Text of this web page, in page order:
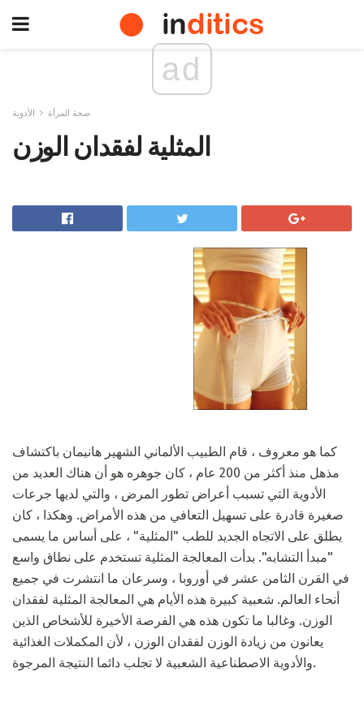
ad
صحة المرأة الأدوية
المثلية لفقدان الوزن
كما هو معروف ، قام الطبيب الألماني الشهير هانيمان باكتشاف
مذهل منذ أكثر من 200 عام ، كان جوهره هو أن هناك العديد من
الأدوية التي تسبب أعراض تطور المرض ، والتي لديها جرعات
صغيرة قادرة على تسهيل التعافي من هذه الأمراض. وهكذا ، كان
يطلق على الاتجاه الجديد للطب "المثلية" ، على أساس ما يسمى
"مبدأ التشابه". بدأت المعالجة المثلية تستخدم على نطاق واسع
في القرن الثامن عشر في أوروبا ، وسرعان ما انتشرت في جميع
أنحاء العالم. شعبية كبيرة هذه الأيام هي المعالجة المثلية لفقدان
الوزن. وغالبا ما تكون هذه هي الفرصة الأخيرة للأشخاص الذين
يعانون من زيادة الوزن لفقدان الوزن ، لأن المكملات الغذائية
والأدوية الاصطناعية الشعبية لا تجلب دائما النتيجة المرجوة.